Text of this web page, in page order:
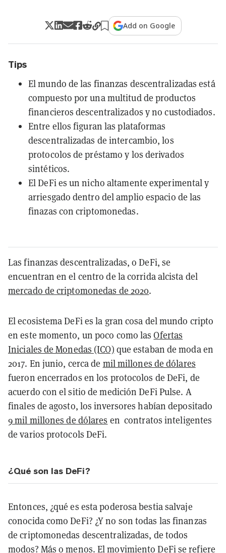
Add on Google
Tips
El mundo de las finanzas descentralizadas está
compuesto por una multitud de productos
financieros descentralizados y no custodiados.
Entre ellos figuran las plataformas
descentralizadas de intercambio, los
protocolos de préstamo y los derivados
sintéticos.
El DeFi es un nicho altamente experimental y
arriesgado dentro del amplio espacio de las
finazas con criptomonedas.
Las finanzas descentralizadas, o DeFi, se
encuentran en el centro de la corrida alcista del
mercado de criptomonedas de 2020.
El ecosistema DeFi es la gran cosa del mundo cripto
en este momento, un poco como lasOfertas
Iniciales de Monedas (ICO) que estaban de moda en
2017. En junio, cerca de mil millones de dólares
fueron encerrados en los protocolos de DeFi, de
acuerdo con el sitio de medición DeFi Pulse. A
finales de agosto, los inversores habían depositado
9 mil millones de dólares en contratos inteligentes
de varios protocols DeFi.
¿Qué son las DeFi?
Entonces, ¿qué es esta poderosa bestia salvaje
conocida como DeFi? ¿Y no son todas las finanzas
de criptomonedas descentralizadas, de todos
modos? Más o menos. El movimiento DeFi se refiere